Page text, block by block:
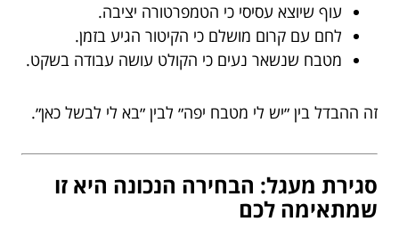
עוף שיוצא עסיסי כי הטמפרטורה יציבה.
לחם עם קרום מושלם כי הקיטור הגיע בזמן.
מטבח שנשאר נעים כי הקולט עושה עבודה בשקט.
זה ההבדל בין ״יש לי מטבח יפה״ לבין ״בא לי לבשל כאן״.
סגירת מעגל: הבחירה הנכונה היא זו
שמתאימה לכם